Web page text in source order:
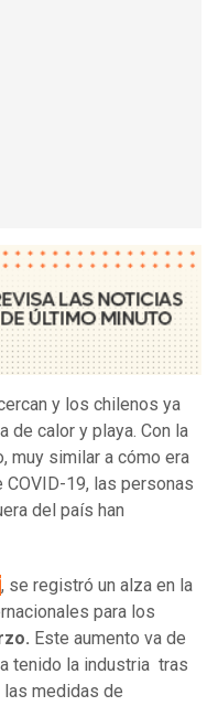
y los chilenos ya
de calor y playa. Con la
muy similar a cómo era
19, las personas
del país han
, se registró un alza en la
para los
Este aumento va de
tenido la industria tras
las medidas de